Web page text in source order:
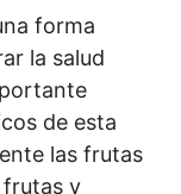
forma
la salud
de esta
las frutas
frutas y